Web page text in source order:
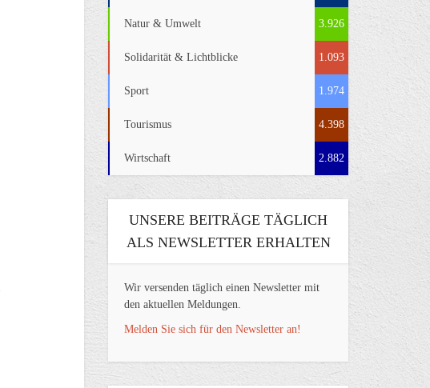
Natur & Umwelt 3.926
Solidarität & Lichtblicke 1.093
Sport 1.974
Tourismus 4.398
Wirtschaft 2.882
UNSERE BEITRÄGE TÄGLICH
ALS NEWSLETTER ERHALTEN
Wir versenden täglich einen Newsletter mit
den aktuellen Meldungen.
Melden Sie sich für den Newsletter an!